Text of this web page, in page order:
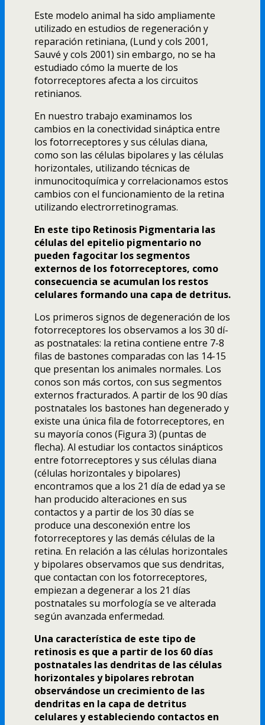
Este modelo animal ha sido ampliamente
utilizado en estudios de regeneración y
reparación retiniana, (Lund y cols 2001,
Sauvé y cols 2001) sin embargo, no se ha
estudiado cómo la muerte de los
fotorreceptores afecta a los circuitos
retinianos.
En nuestro trabajo examinamos los
cambios en la conectividad sináptica entre
los fotorreceptores y sus células diana,
como son las células bipolares y las células
horizontales, utilizando técnicas de
inmunocitoquí­mica y correlacionamos estos
cambios con el funcionamiento de la retina
utilizando electrorretinogramas.
En este tipo Retinosis Pigmentaria las
células del epitelio pigmentario no
pueden fagocitar los segmentos
externos de los fotorreceptores, como
consecuencia se acumulan los restos
celulares formando una capa de detritus.
Los primeros signos de degeneración de los
fotorreceptores los observamos a los 30 dí­
as postnatales: la retina contiene entre 7-8
filas de bastones comparadas con las 14-15
que presentan los animales normales. Los
conos son más cortos, con sus segmentos
externos fracturados. A partir de los 90 dí­as
postnatales los bastones han degenerado y
existe una única fila de fotorreceptores, en
su mayorí­a conos (Figura 3) (puntas de
flecha). Al estudiar los contactos sinápticos
entre fotorreceptores y sus células diana
(células horizontales y bipolares)
encontramos que a los 21 dí­a de edad ya se
han producido alteraciones en sus
contactos y a partir de los 30 dí­as se
produce una desconexión entre los
fotorreceptores y las demás células de la
retina. En relación a las células horizontales
y bipolares observamos que sus dendritas,
que contactan con los fotorreceptores,
empiezan a degenerar a los 21 dí­as
postnatales su morfologí­a se ve alterada
según avanzada enfermedad.
Una caracterí­stica de este tipo de
retinosis es que a partir de los 60 dí­as
postnatales las dendritas de las células
horizontales y bipolares rebrotan
observándose un crecimiento de las
dendritas en la capa de detritus
celulares y estableciendo contactos en